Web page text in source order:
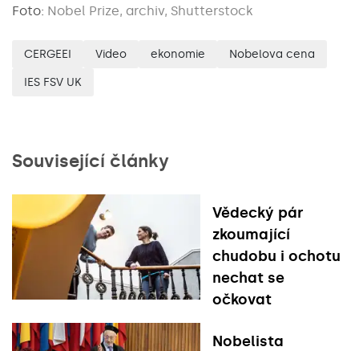
Foto: Nobel Prize, archiv, Shutterstock
CERGEEI Video ekonomie Nobelova cena
IES FSV UK
Související články
Vědecký pár
zkoumající
chudobu i ochotu
nechat se
očkovat
Nobelista